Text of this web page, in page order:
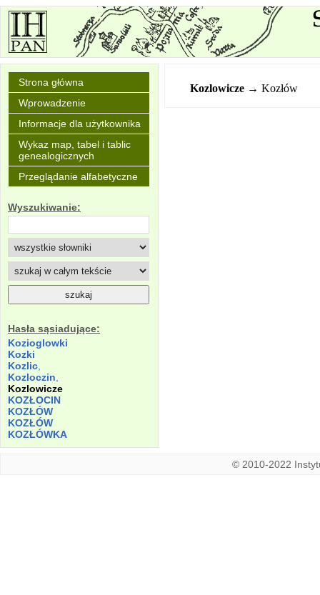
Strona główna
Wprowadzenie
Informacje dla użytkownika
Wykaz map, tabel i tablic
genealogicznych
Przeglądanie alfabetyczne
Wyszukiwanie:
Hasła sąsiadujące:
Kozioglowki
Kozki
Kozlic
Kozloczin
Kozlowicze
KOZŁOCIN
KOZŁÓW
KOZŁÓW
KOZŁÓWKA
Kozlowicze → Kozłów
© 2010-2022